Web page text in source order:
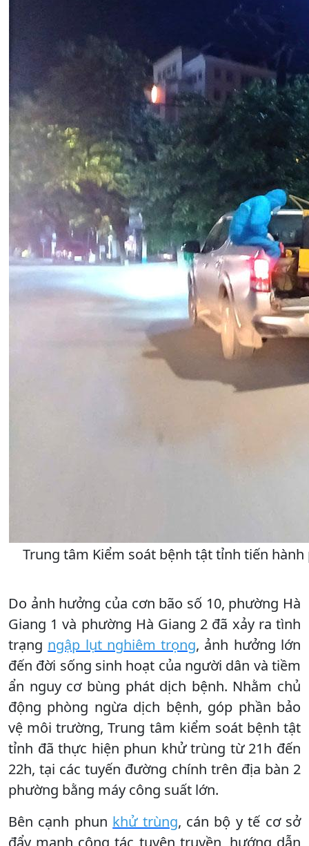
Trung tâm Kiểm soát bệnh tật tỉnh tiến
Do ảnh hưởng của cơn bão số 10, phường Hà
Giang 1 và phường Hà Giang 2 đã xảy ra tình
trạng ngập lụt nghiêm trọng, ảnh hưởng lớn
đến đời sống sinh hoạt của người dân và tiềm
ẩn nguy cơ bùng phát dịch bệnh. Nhằm chủ
động phòng ngừa dịch bệnh, góp phần bảo
vệ môi trường, Trung tâm kiểm soát bệnh tật
tỉnh đã thực hiện phun khử trùng từ 21h đến
22h, tại các tuyến đường chính trên địa bàn 2
phường bằng máy công suất lớn.
Bên cạnh phun khử trùng, cán bộ y tế cơ sở
đẩy mạnh công tác tuyên truyền, hướng dẫn